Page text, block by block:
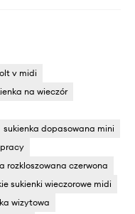
v midi
na wieczór
sukienka dopasowana mini
rozkloszowana czerwona
sukienki wieczorowe midi
wizytowa